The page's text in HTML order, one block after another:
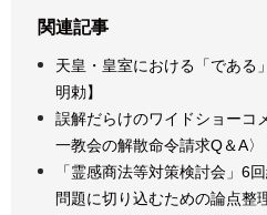
関連記事
天皇・皇室における「である
明勅】
誤解だらけのワイドショーコ
一教会の解散命令請求Q＆A〉
「霊感商法等対策検討会」
問題に切り込むための論点整